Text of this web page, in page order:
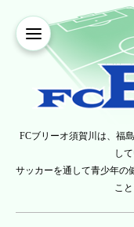
FCブリーオ須賀川は、福
し
サッカーを通して青少年の
こ